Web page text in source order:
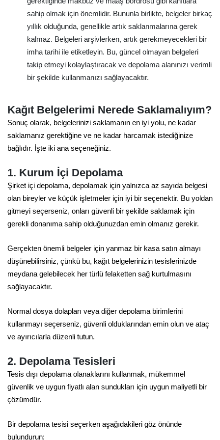
sahip olmak için önemlidir. Bununla birlikte, belgeler birkaç
yıllık olduğunda, genellikle artık saklanmalarına gerek
kalmaz. Belgeleri arşivlerken, artık gerekmeyecekleri bir
imha tarihi ile etiketleyin. Bu, güncel olmayan belgeleri
takip etmeyi kolaylaştıracak ve depolama alanınızı verimli
bir şekilde kullanmanızı sağlayacaktır.
Kağıt Belgelerimi Nerede Saklamalıyım?
Sonuç olarak, belgelerinizi saklamanın en iyi yolu, ne kadar
saklamanız gerektiğine ve ne kadar harcamak istediğinize
bağlıdır. İşte iki ana seçeneğiniz.
1. Kurum İçi Depolama
Şirket içi depolama, depolamak için yalnızca az sayıda belgesi
olan bireyler ve küçük işletmeler için iyi bir seçenektir. Bu yoldan
gitmeyi seçerseniz, onları güvenli bir şekilde saklamak için
gerekli donanıma sahip olduğunuzdan emin olmanız gerekir.
Gerçekten önemli belgeler için yanmaz bir kasa satın almayı
düşünebilirsiniz, çünkü bu, kağıt belgelerinizin tesislerinizde
meydana gelebilecek her türlü felaketten sağ kurtulmasını
sağlayacaktır.
Normal dosya dolapları veya diğer depolama birimlerini
kullanmayı seçerseniz, güvenli olduklarından emin olun ve ataç
ve ayırıcılarla düzenli tutun.
2. Depolama Tesisleri
Tesis dışı depolama olanaklarını kullanmak, mükemmel
güvenlik ve uygun fiyatlı alan sundukları için uygun maliyetli bir
çözümdür.
Bir depolama tesisi seçerken aşağıdakileri göz önünde
bulundurun: